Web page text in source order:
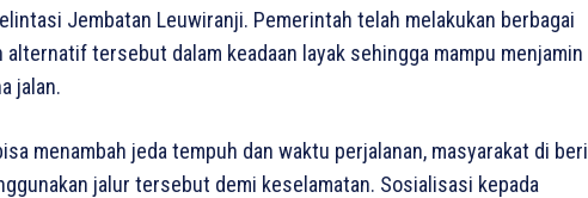
Jembatan Leuwiranji. Pemerintah telah melakukan berbagai
tersebut dalam keadaan layak sehingga mampu menjamin
jalan.
menambah jeda tempuh dan waktu perjalanan, masyarakat di beri
jalur tersebut demi keselamatan. Sosialisasi kepada